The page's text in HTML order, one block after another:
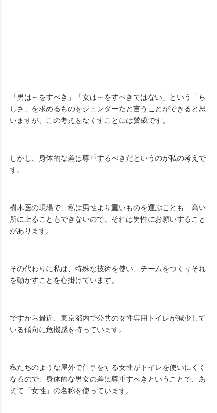
「男は～をすべき」「女は～をすべきではない」という「ら
しさ」を求めるものをジェンダーだと言うことができると思
いますが、この考えをなくすことには賛成です。
しかし、身体的な差は尊重するべきだというのが私の考えで
す。
樹木医の現場で、私は男性より重いものを運ぶことも、高い
所に上ることもできないので、それは男性にお願いすること
があります。
その代わりに私は、特殊な技術を使い、チームをつくりそれ
を動かすことを心掛けています。
ですから最近、東京都内で公共の女性専用トイレが減少して
いる傾向に危機感を持っています。
私たちのような屋外で仕事をする女性がトイレを使いにくく
なるので、身体的な男女の差は尊重すべきということで、あ
えて「女性」の名称を使っています。